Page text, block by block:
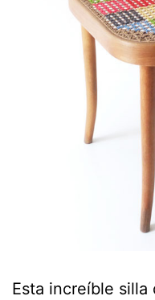
Esta increíble